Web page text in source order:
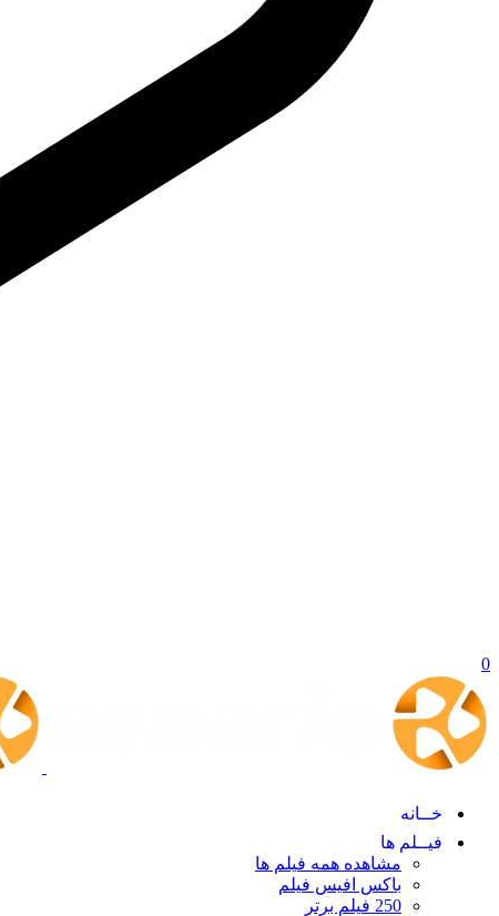
0
خــانه
فیــلم ها
مشاهده همه فیلم ها
باکس افیس فیلم
250 فیلم برتر